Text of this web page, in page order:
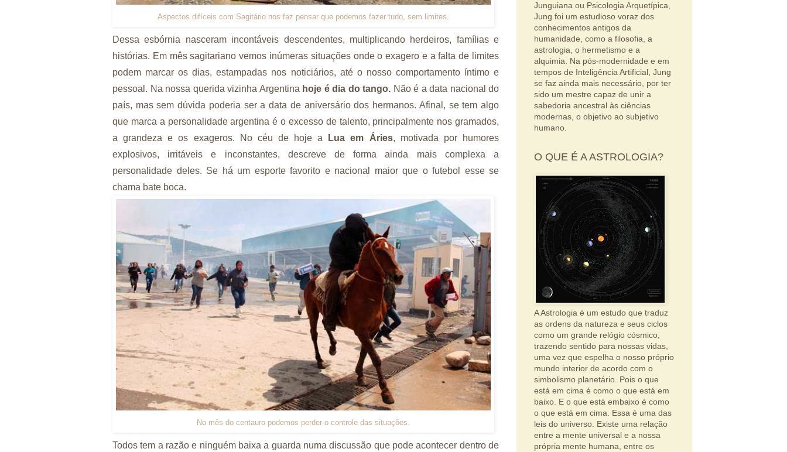
Aspectos difíceis com Sagitário nos faz pensar que podemos fazer tudo, sem limites.
Dessa esbórnia nasceram incontáveis descendentes, multiplicando herdeiros, famílias e
histórias. Em mês sagitariano vemos inúmeras situações onde o exagero e a falta de limites
podem marcar os dias, estampadas nos noticiários, até o nosso comportamento íntimo e
pessoal. Na nossa querida vizinha Argentina hoje é dia do tango. Não é a data nacional do
país, mas sem dúvida poderia ser a data de aniversário dos hermanos. Afinal, se tem algo
que marca a personalidade argentina é o excesso de talento, principalmente nos gramados,
a grandeza e os exageros. No céu de hoje a
Lua em Áries, motivada por humores
explosivos, irritáveis e inconstantes, descreve de forma ainda mais complexa a
personalidade deles. Se há um esporte favorito e nacional maior que o futebol esse se
chama bate boca.
No mês do centauro podemos perder o controle das situações.
Todos tem a razão e ninguém baixa a guarda numa discussão que pode acontecer dentro de
Junguiana ou Psicologia Arquetípica,
Jung foi um estudioso voraz dos
conhecimentos antigos da
humanidade, como a filosofia, a
astrologia, o hermetismo e a
alquimia. Na pós-modernidade e em
tempos de Inteligência Artificial, Jung
se faz ainda mais necessário, por ter
sido um mestre capaz de unir a
sabedoria ancestral às ciências
modernas, o objetivo ao subjetivo
humano.
O QUE É A ASTROLOGIA?
A Astrologia é um estudo que traduz
as ordens da natureza e seus ciclos
como um grande relógio cósmico,
trazendo sentido para nossas vidas,
uma vez que espelha o nosso próprio
mundo interior de acordo com o
simbolismo planetário. Pois o que
está em cima é como o que está em
baixo. E o que está embaixo é como
o que está em cima. Essa é uma das
leis do universo. Existe uma relação
entre a mente universal e a nossa
própria mente humana, entre os